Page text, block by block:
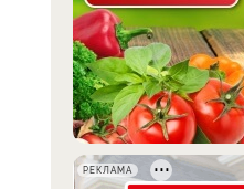
РЕКЛАМА